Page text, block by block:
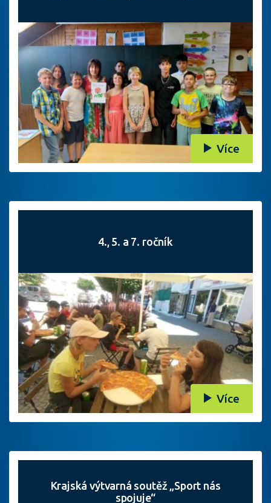
Více
4., 5. a 7. ročník
Více
Krajská výtvarná soutěž „Sport nás
spojuje“